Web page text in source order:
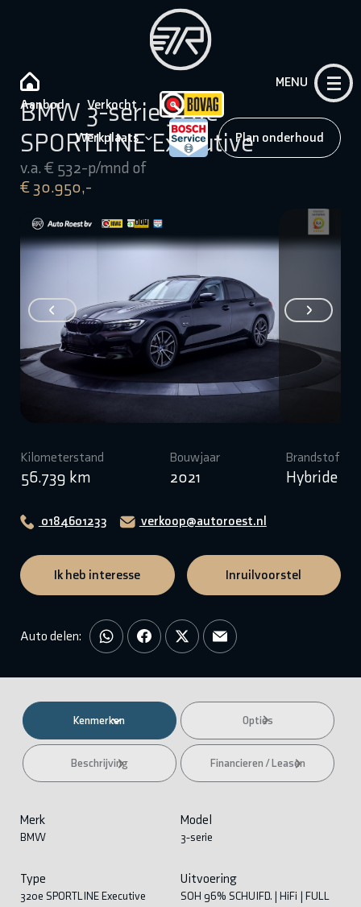
Aanbod Verkocht
Werkplaats Plan onderhoud
MENU
BMW 3-serie 320e
SPORTLINE Executive
v.a. € 532-p/mnd of
€ 30.950,-
Kilometerstand
56.739 km
Bouwjaar
2021
Brandstof
Hybride
0184601233 verkoop@autoroest.nl
Ik heb interesse Inruilvoorstel
Auto delen:
Kenmerken Opties
Beschrijving Financieren / Leasen
Merk
BMW
Model
3-serie
Type
320e SPORTLINE Executive
Uitvoering
SOH 96% SCHUIFD. | HiFi | FULL